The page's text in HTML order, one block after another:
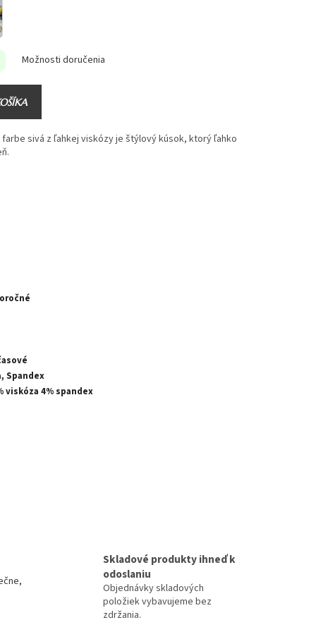
Možnosti doručenia
sivá z ľahkej viskózy je štýlový kúsok, ktorý ľahko
Spandex
viskóza 4% spandex
Skladové produkty ihneď k
odoslaniu
Objednávky skladových
položiek vybavujeme bez
zdržania.